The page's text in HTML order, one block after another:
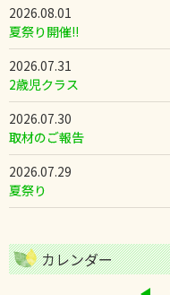
2026.08.01
夏祭り開催!!
2026.07.31
2歳児クラス
2026.07.30
取材のご報告
2026.07.29
夏祭り
カレンダー